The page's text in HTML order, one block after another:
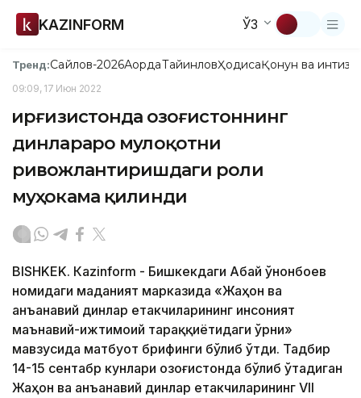
KAZINFORM ЎЗ
Тренд:Сайлов-2026АқордаТайинловҲодисаҚонун ва
09:09, 17 Июн 2022
Қирғизистонда Қозоғистоннинг
динлараро мулоқотни
ривожлантиришдаги роли
муҳокама қилинди
BISHKEK. Кazinform - Бишкекдаги Абай Қўнонбоев
номидаги маданият марказида «Жаҳон ва
анъанавий динлар етакчиларининг инсоният
маънавий-ижтимоий тараққиётидаги ўрни»
мавзусида матбуот брифинги бўлиб ўтди. Тадбир
14-15 сентабр кунлари Қозоғистонда бўлиб ўтадиган
Жаҳон ва анъанавий динлар етакчиларининг VII